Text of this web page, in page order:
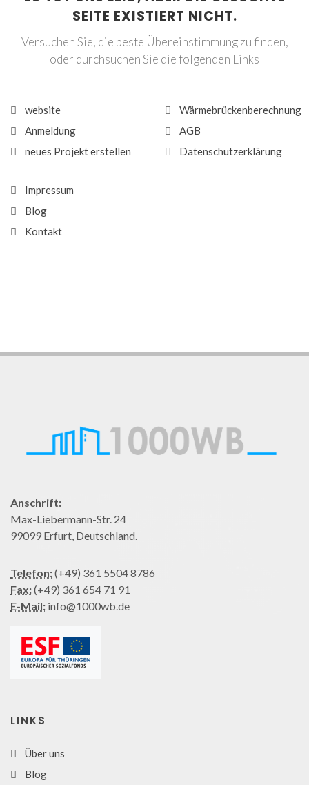
SEITE EXISTIERT NICHT.
Versuchen Sie, die beste Übereinstimmung zu finden,
oder durchsuchen Sie die folgenden Links
website
Anmeldung
neues Projekt erstellen
Wärmebrückenberechnung
AGB
Datenschutzerklärung
Impressum
Blog
Kontakt
Anschrift:
Max-Liebermann-Str. 24
99099 Erfurt, Deutschland.
Telefon:(+49) 361 5504 8786
Fax:(+49) 361 654 71 91
E-Mail: info@1000wb.de
LINKS
Über uns
Blog